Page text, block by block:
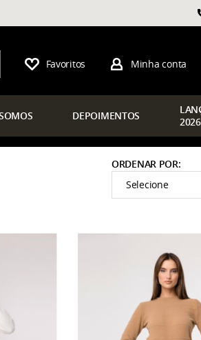
Favoritos Minha conta
DEPOIMENTOS LAN
2026
ORDENAR POR
Selecione